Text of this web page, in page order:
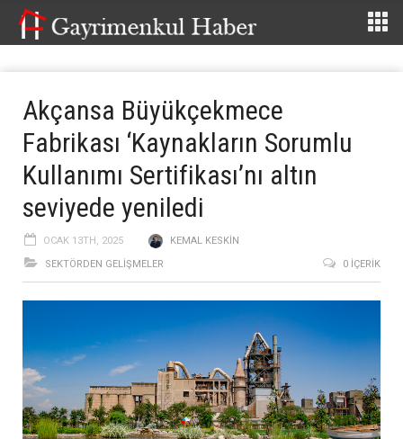
Akçansa Büyükçekmece
Fabrikası ‘Kaynakların Sorumlu
Kullanımı Sertifikası’nı altın
seviyede yeniledi
OCAK 13TH, 2025
KEMAL KESKIN
SEKTÖRDEN GELIŞMELER
0 İÇERIK